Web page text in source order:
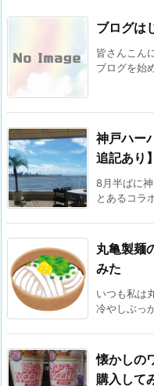
ブログは
皆さんこん
ブログを始
神戸ハー
追記あり】
8月半ばに
とあるコラ
丸亀製麺
みた
いつも私は
冷やしぶっ
懐かしの
購入して